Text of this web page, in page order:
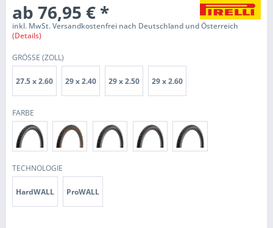
ab 76,95 € *
inkl. MwSt. Versandkostenfrei nach Deutschland und Österreich
(Details)
GRÖSSE (ZOLL)
27.5 x 2.60 29 x 2.40 29 x 2.50 29 x 2.60
FARBE
TECHNOLOGIE
HardWALL ProWALL